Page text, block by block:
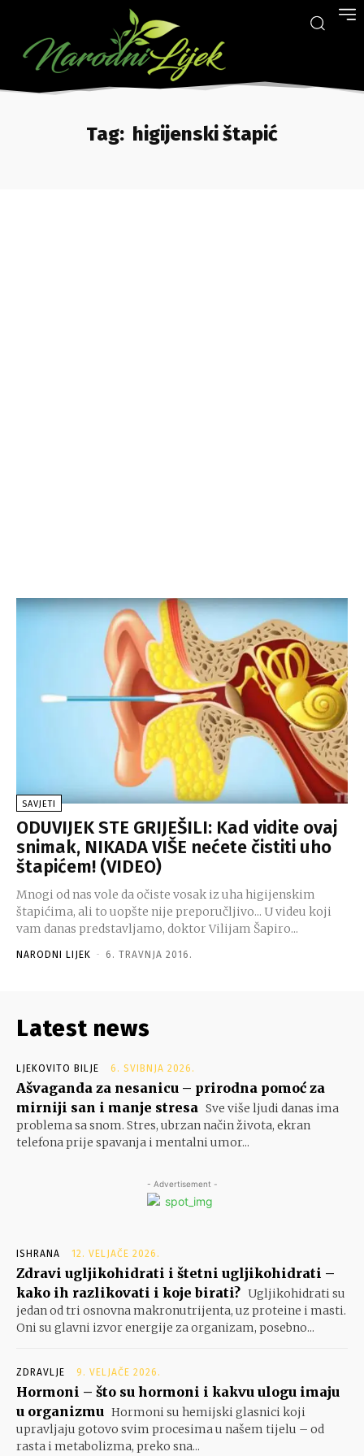
Tag: higijenski štapić
SAVJETI
ODUVIJEK STE GRIJEŠILI: Kad vidite ovaj
snimak, NIKADA VIŠE nećete čistiti uho
štapićem! (VIDEO)
Mnogi od nas vole da očiste vosak iz uha higijenskim
štapićima, ali to uopšte nije preporučljivo... U videu koji
vam danas predstavljamo, doktor Vilijam Šapiro...
NARODNI LIJEK - 6. TRAVNJA 2016.
Latest news
LJEKOVITO BILJE 6. SVIBNJA 2026.
Ašvaganda za nesanicu – prirodna pomoć za
mirniji san i manje stresa Sve više ljudi danas ima
problema sa snom. Stres, ubrzan način života, ekran
telefona prije spavanja i mentalni umor...
- Advertisement -
ISHRANA 12. VELJAČE 2026.
Zdravi ugljikohidrati i štetni ugljikohidrati –
kako ih razlikovati i koje birati? Ugljikohidrati su
jedan od tri osnovna makronutrijenta, uz proteine i masti.
Oni su glavni izvor energije za organizam, posebno...
ZDRAVLJE 9. VELJAČE 2026.
Hormoni – što su hormoni i kakvu ulogu imaju
u organizmu Hormoni su hemijski glasnici koji
upravljaju gotovo svim procesima u našem tijelu – od
rasta i metabolizma, preko sna...